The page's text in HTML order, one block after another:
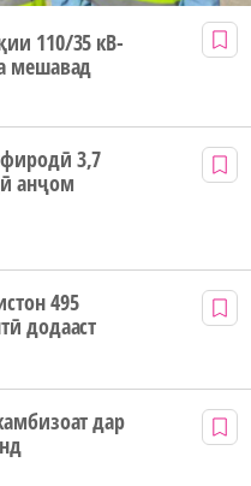
110/35 кВ-
мешавад
3,7
анҷом
495
додааст
дар